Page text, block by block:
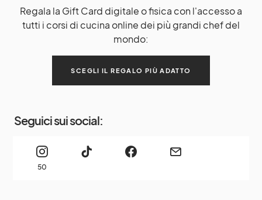
Regala la Gift Card digitale o fisica con l'accesso a
tutti i corsi di cucina online dei più grandi chef del
mondo:
SCEGLI IL REGALO PIÙ ADATTO
Seguici sui social:
50